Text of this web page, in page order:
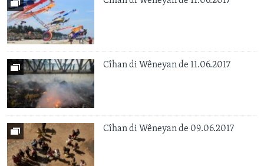
Cîhan di Wêneyan de 11.06.2017
Cîhan di Wêneyan de 09.06.2017